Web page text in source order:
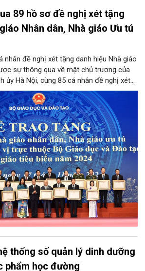
89 hồ sơ đề nghị xét tặng
Nhân dân, Nhà giáo Ưu tú
nhân đề nghị xét tặng danh hiệu Nhà giáo
sự thông qua về mặt chủ trương của
ủy Hà Nội, cùng 85 cá nhân đề nghị xét
Ưu tú đạt tỷ lệ từ 90% tổng số phiếu
viên Hội đồng.
thống số quản lý dinh dưỡng
phẩm học đường